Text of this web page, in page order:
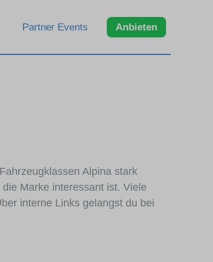
Partner Events Anbieten
Alpina stark
Marke interessant ist. Viele
interne Links gelangst du bei